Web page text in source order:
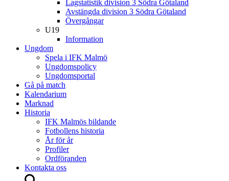
Lagstatistik division 3 Södra Götaland
Avstängda division 3 Södra Götaland
Övergångar
U19
Information
Ungdom
Spela i IFK Malmö
Ungdomspolicy
Ungdomsportal
Gå på match
Kalendarium
Marknad
Historia
IFK Malmös bildande
Fotbollens historia
År för år
Profiler
Ordföranden
Kontakta oss